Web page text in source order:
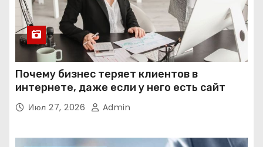
Почему бизнес теряет клиентов в
интернете, даже если у него есть сайт
Июл 27, 2026 Admin